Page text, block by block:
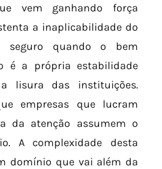
vem ganhando força
a inaplicabilidade do
seguro quando o bem
é a própria estabilidade
lisura das instituições.
empresas que lucram
da atenção assumem o
A complexidade desta
domínio que vai além da